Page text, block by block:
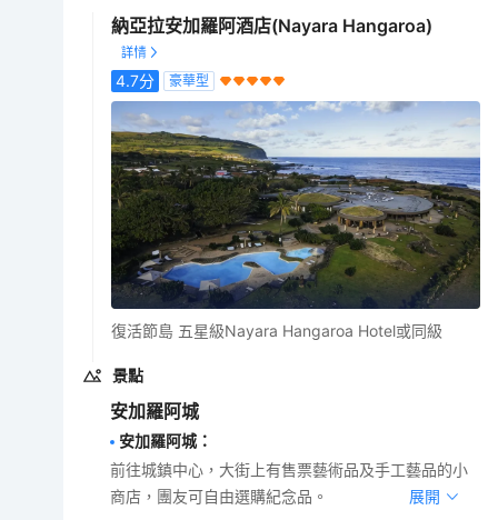
納亞拉安加羅阿酒店(Nayara Hangaroa)
4.7分 豪華型
復活節島 五星級Nayara Hangaroa Hotel或同級
景點
安加羅阿城
安加羅阿城：
前往城鎮中心，大街上有售票藝術品及手工藝品的小
商店，團友可自由選購紀念品。
展開